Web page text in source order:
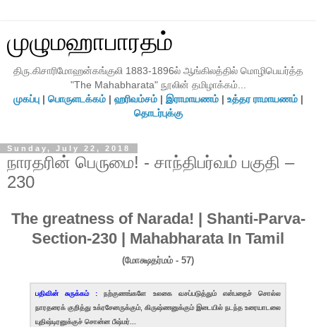
முழுமஹாபாரதம்
திரு.கிசாரிமோஹன்கங்குலி 1883-1896ல் ஆங்கிலத்தில் மொழிபெயர்த்த
"The Mahabharata" நூலின் தமிழாக்கம்...
முகப்பு| பொருளடக்கம்| ஹரிவம்சம்| இராமாயணம்| உத்தர ராமாயணம்|
தொடர்புக்கு
Sunday, July 22, 2018
நாரதரின் பெருமை! - சாந்திபர்வம் பகுதி –
230
The greatness of Narada! | Shanti-Parva-
Section-230 | Mahabharata In Tamil
(மோக்ஷதர்மம் - 57)
பதிவின் சுருக்கம் : நற்குணங்களே உலகை வசப்படுத்தும் என்பதைச் சொல்ல
நாரதரைக் குறித்து உக்ரசேனருக்கும், கிருஷ்ணனுக்கும் இடையில் நடந்த உரையாடலை
யுதிஷ்டிரனுக்குச் சொன்ன பீஷ்மர்...